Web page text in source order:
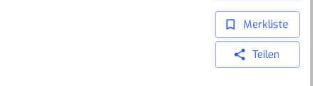
Merkliste
Teilen